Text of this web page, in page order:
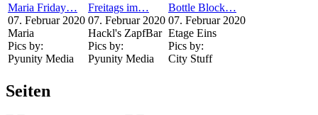
Maria Friday…
07. Februar 2020
Maria
Pics by:
Pyunity Media
Freitags im…
07. Februar 2020
Hackl's ZapfBar
Pics by:
Pyunity Media
Bottle Block…
07. Februar 2020
Etage Eins
Pics by:
City Stuff
Seiten